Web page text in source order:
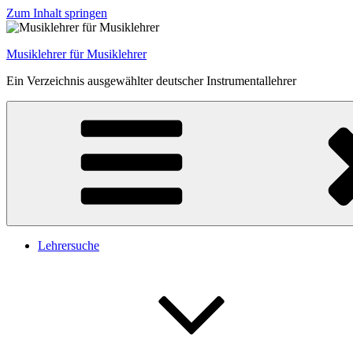
Zum Inhalt springen
Musiklehrer für Musiklehrer
Ein Verzeichnis ausgewählter deutscher Instrumentallehrer
Lehrersuche